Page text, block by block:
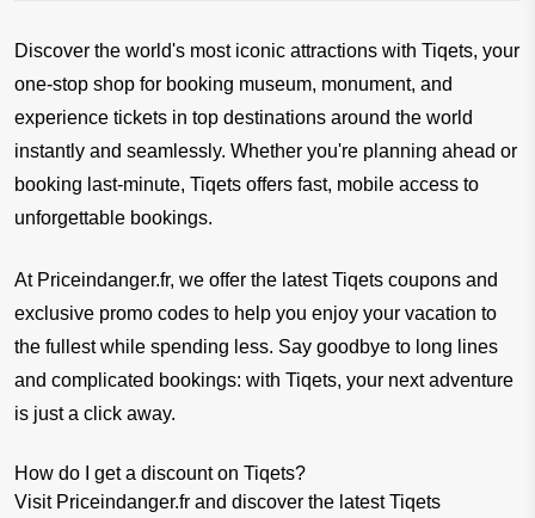
Discover the world's most iconic attractions with Tiqets, your
one-stop shop for booking museum, monument, and
experience tickets in top destinations around the world
instantly and seamlessly. Whether you're planning ahead or
booking last-minute, Tiqets offers fast, mobile access to
unforgettable bookings.
At Priceindanger.fr, we offer the latest Tiqets coupons and
exclusive promo codes to help you enjoy your vacation to
the fullest while spending less. Say goodbye to long lines
and complicated bookings: with Tiqets, your next adventure
is just a click away.
How do I get a discount on Tiqets?
Visit Priceindanger.fr and discover the latest Tiqets